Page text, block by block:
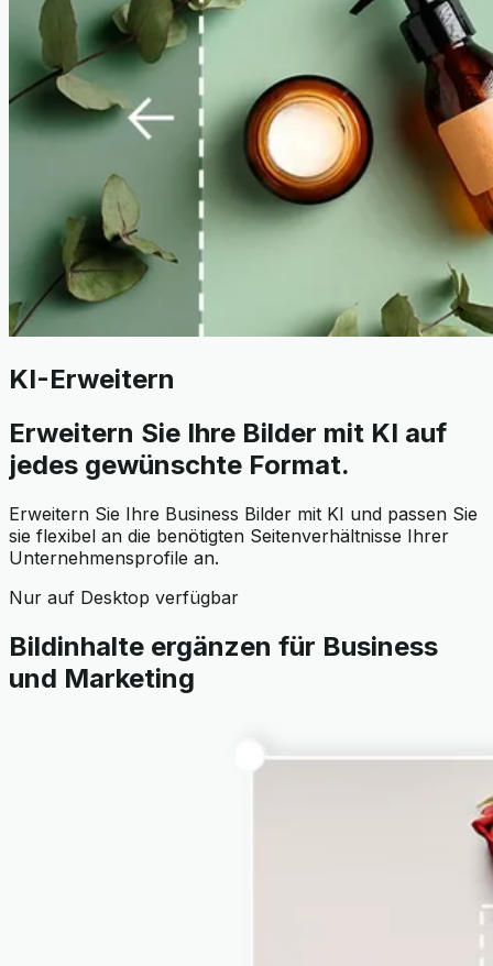
KI-Erweitern
Erweitern Sie Ihre Bilder mit KI auf
jedes gewünschte Format.
Erweitern Sie Ihre Business Bilder mit KI und passen Sie
sie flexibel an die benötigten Seitenverhältnisse Ihrer
Unternehmensprofile an.
Nur auf Desktop verfügbar
Bildinhalte ergänzen für Business
und Marketing